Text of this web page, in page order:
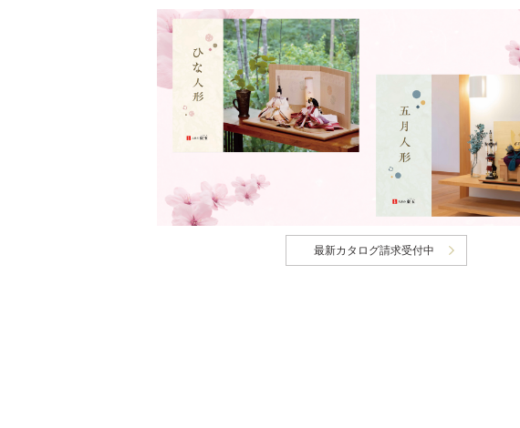
最新カタログ請求受付中